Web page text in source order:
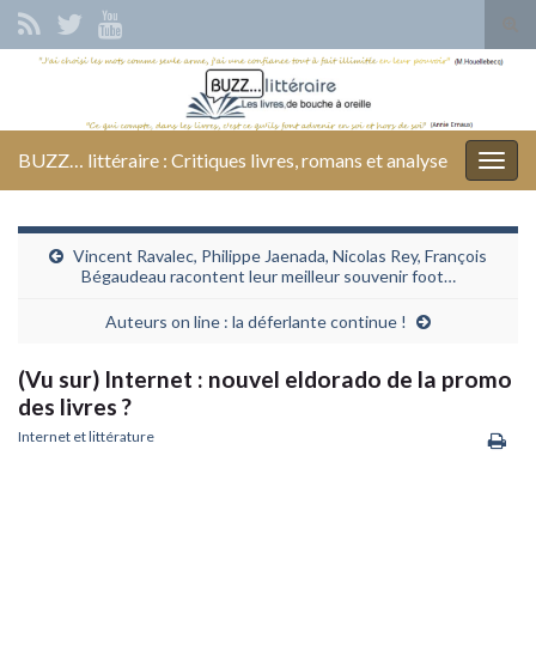
Search for:
BUZZ… littéraire : Critiques livres, romans et analyse
Vincent Ravalec, Philippe Jaenada, Nicolas Rey, François
Bégaudeau racontent leur meilleur souvenir foot…
Auteurs on line : la déferlante continue !
(Vu sur) Internet : nouvel eldorado de la promo
des livres ?
Internet et littérature